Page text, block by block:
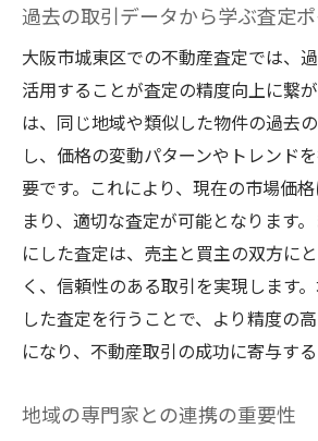
取引後のフォローアップの
売却を成功させるための大阪市
定の重要戦略
売却時タイミングの見極め
効果的なマーケティング手
売却計画の策定と実行の流
市場競争に勝つための準備
購入希望者への物件アピー
売却後の契約手続きと税金
大阪市城東区における不動産査
査定の基本プロセスを理解
過去の取引データから学ぶ査定
大阪市城東区での不動産査定では、
活用することが査定の精度向上に繋
は、同じ地域や類似した物件の過去
し、価格の変動パターンやトレンド
要です。これにより、現在の市場価
まり、適切な査定が可能となります
にした査定は、売主と買主の双方に
く、信頼性のある取引を実現します
した査定を行うことで、より精度の
になり、不動産取引の成功に寄与する
地域の専門家との連携の重要性